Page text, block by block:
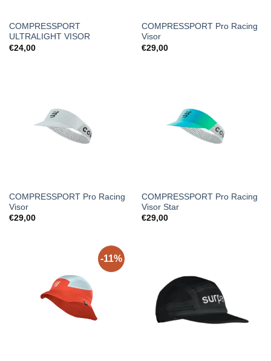
COMPRESSPORT
ULTRALIGHT VISOR
€24,00
COMPRESSPORT Pro Racing
Visor
€29,00
COMPRESSPORT Pro Racing
Visor
€29,00
COMPRESSPORT Pro Racing
Visor Star
€29,00
-11%